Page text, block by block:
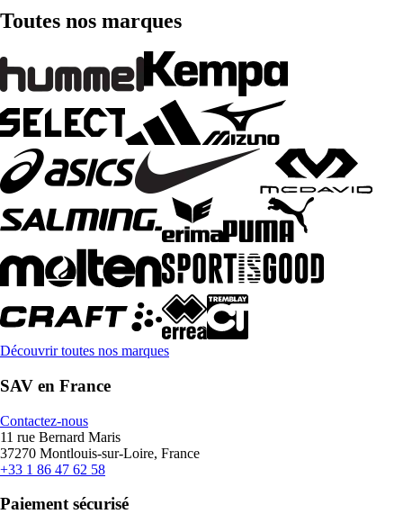
Toutes nos marques
Découvrir toutes nos marques
SAV en France
Contactez-nous
11 rue Bernard Maris
37270 Montlouis-sur-Loire, France
+33 1 86 47 62 58
Paiement sécurisé